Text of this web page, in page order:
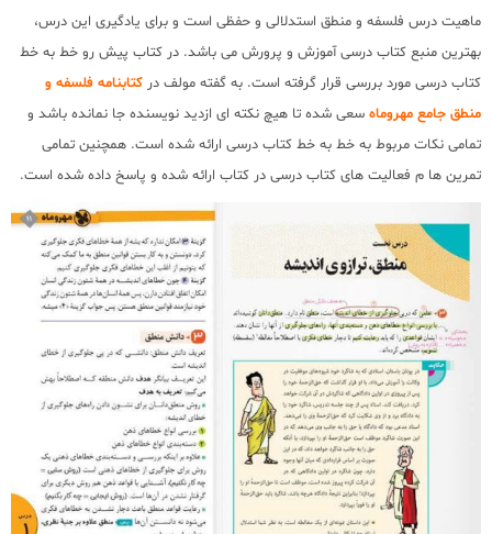
ماهیت درس فلسفه و منطق استدلالی و حفظی است و برای یادگیری این درس،
بهترین منبع کتاب درسی آموزش و پرورش می باشد. در کتاب پیش رو خط به خط
کتاب درسی مورد بررسی قرار گرفته است. به گفته مولف در کتابنامه فلسفه و
منطق جامع مهروماه سعی شده تا هیچ نکته ای ازدید نویسنده جا نمانده باشد و
تمامی نکات مربوط به خط به خط کتاب درسی ارائه شده است. همچنین تمامی
تمرین ها م فعالیت های کتاب درسی در کتاب ارائه شده و پاسخ داده شده است.